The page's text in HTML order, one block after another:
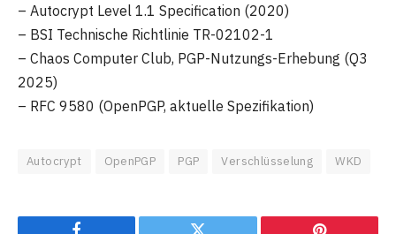
– Autocrypt Level 1.1 Specification (2020)
– BSI Technische Richtlinie TR-02102-1
– Chaos Computer Club, PGP-Nutzungs-Erhebung (Q3
2025)
– RFC 9580 (OpenPGP, aktuelle Spezifikation)
Autocrypt OpenPGP PGP Verschlüsselung WKD